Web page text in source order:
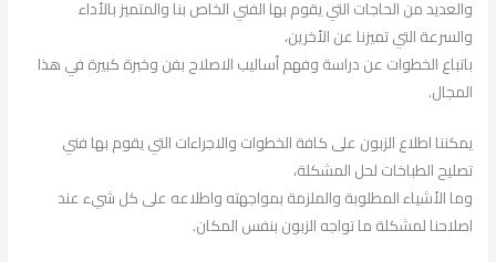
والعديد من الحاجات التي يقوم بها الفني الخاص بنا والمتميز بالأداء
والسرعة التي تميزنا عن الأخرين،
باتباع الخطوات عن دراسة وفهم أساليب الاصلاح بفن وخبرة كبيرة في هذا
المجال.
يمكننا اطلاع الزبون على كافة الخطوات والاجراءات التي يقوم بها فني
تصليح الطباخات لحل المشكلة،
وما الأشياء المطلوبة والملزمة بمواجهته واطلاعه على كل شيء عند
اصلاحنا لمشكلة ما تواجه الزبون بنفس المكان.